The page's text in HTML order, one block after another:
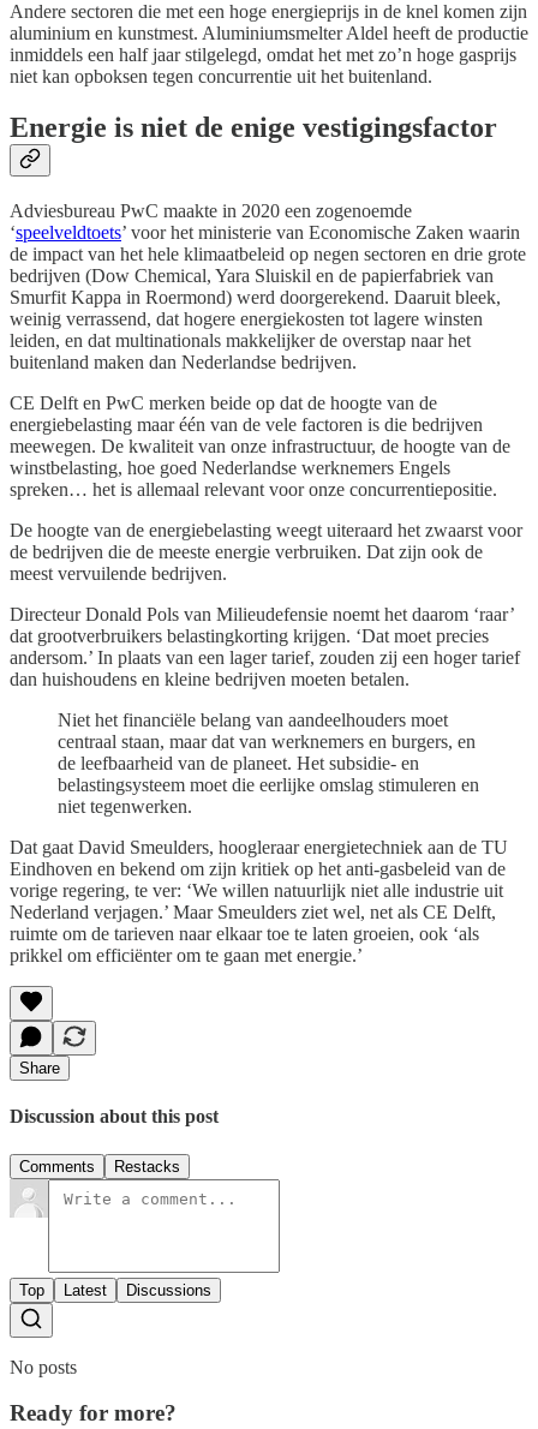
Andere sectoren die met een hoge energieprijs in de knel komen zijn
aluminium en kunstmest. Aluminiumsmelter Aldel heeft de productie
inmiddels een half jaar stilgelegd, omdat het met zo’n hoge gasprijs
niet kan opboksen tegen concurrentie uit het buitenland.
Energie is niet de enige vestigingsfactor
Adviesbureau PwC maakte in 2020 een zogenoemde
‘speelveldtoets’ voor het ministerie van Economische Zaken waarin
de impact van het hele klimaatbeleid op negen sectoren en drie grote
bedrijven (Dow Chemical, Yara Sluiskil en de papierfabriek van
Smurfit Kappa in Roermond) werd doorgerekend. Daaruit bleek,
weinig verrassend, dat hogere energiekosten tot lagere winsten
leiden, en dat multinationals makkelijker de overstap naar het
buitenland maken dan Nederlandse bedrijven.
CE Delft en PwC merken beide op dat de hoogte van de
energiebelasting maar één van de vele factoren is die bedrijven
meewegen. De kwaliteit van onze infrastructuur, de hoogte van de
winstbelasting, hoe goed Nederlandse werknemers Engels
spreken… het is allemaal relevant voor onze concurrentiepositie.
De hoogte van de energiebelasting weegt uiteraard het zwaarst voor
de bedrijven die de meeste energie verbruiken. Dat zijn ook de
meest vervuilende bedrijven.
Directeur Donald Pols van Milieudefensie noemt het daarom ‘raar’
dat grootverbruikers belastingkorting krijgen. ‘Dat moet precies
andersom.’ In plaats van een lager tarief, zouden zij een hoger tarief
dan huishoudens en kleine bedrijven moeten betalen.
Niet het financiële belang van aandeelhouders moet
centraal staan, maar dat van werknemers en burgers, en
de leefbaarheid van de planeet. Het subsidie- en
belastingsysteem moet die eerlijke omslag stimuleren en
niet tegenwerken.
Dat gaat David Smeulders, hoogleraar energietechniek aan de TU
Eindhoven en bekend om zijn kritiek op het anti-gasbeleid van de
vorige regering, te ver: ‘We willen natuurlijk niet alle industrie uit
Nederland verjagen.’ Maar Smeulders ziet wel, net als CE Delft,
ruimte om de tarieven naar elkaar toe te laten groeien, ook ‘als
prikkel om efficiënter om te gaan met energie.’
Share
Discussion about this post
Comments Restacks
Top Latest Discussions
No posts
Ready for more?